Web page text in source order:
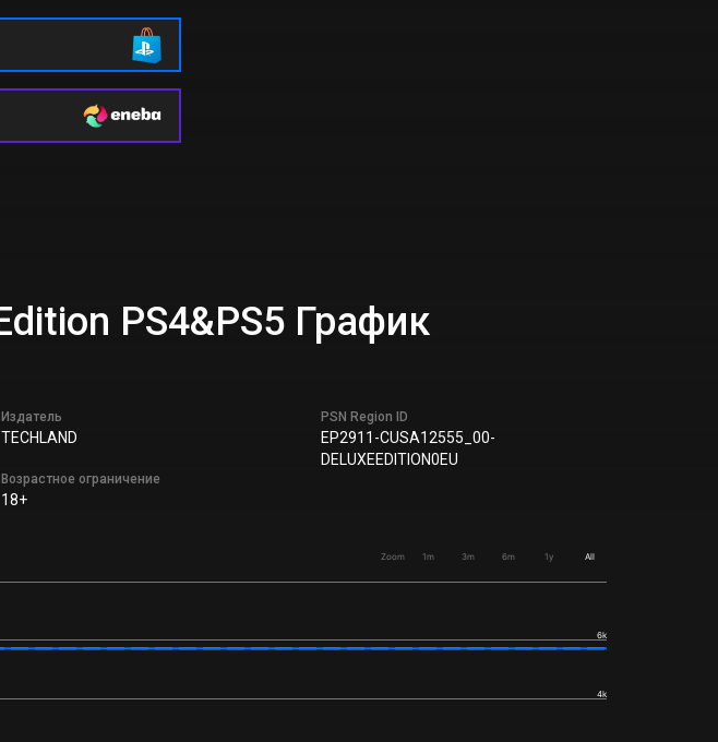
PS4&PS5 График
Издатель
TECHLAND
Возрастное ограничение
18+
PSN Region ID
EP2911-CUSA12555_00-
DELUXEEDITION0EU
Zoom 1m 3m 6m 1y All
4k
6k